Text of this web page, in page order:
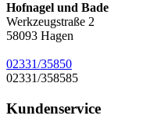
Hofnagel und Bade
Werkzeugstraße 2
58093 Hagen
02331/35850
02331/358585
Kundenservice